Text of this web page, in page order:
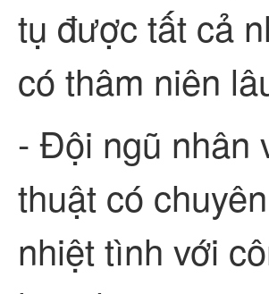
tụ được tất cả
có thâm niên
- Đội ngũ nhân
thuật có
nhiệt tình với